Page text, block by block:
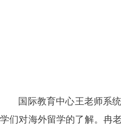
国际教育中心王老师系
学们对海外留学的了解。冉